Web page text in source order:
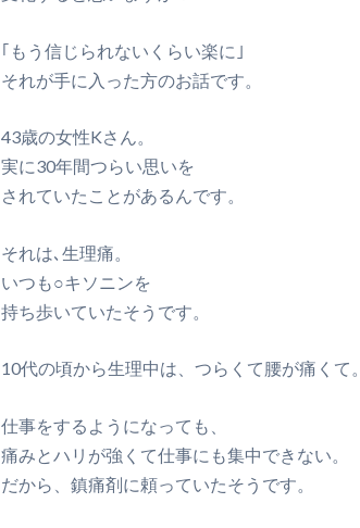
｢もう信じられないくらい楽に｣
それが手に入った方のお話です。
43歳の女性Kさん。
実に30年間つらい思いを
されていたことがあるんです。
それは､生理痛。
いつも○キソニンを
持ち歩いていたそうです。
10代の頃から生理中は、つらくて腰が痛くて。
仕事をするようになっても、
痛みとハリが強くて仕事にも集中できない。
だから、鎮痛剤に頼っていたそうです。